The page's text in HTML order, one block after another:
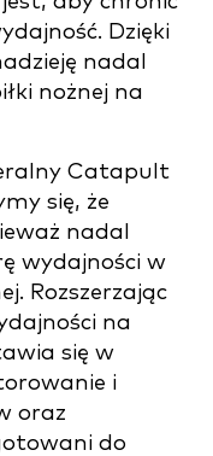
Dzięki
nadal
nożnej na
Catapult
się, że
nadal
wydajności w
Rozszerzając
na
się w
i
oraz
do